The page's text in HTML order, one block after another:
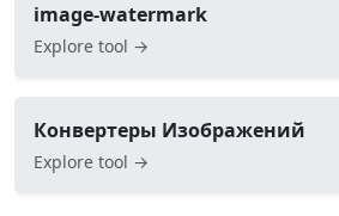
image-watermark
Explore tool →
Конвертеры Изображений
Explore tool →